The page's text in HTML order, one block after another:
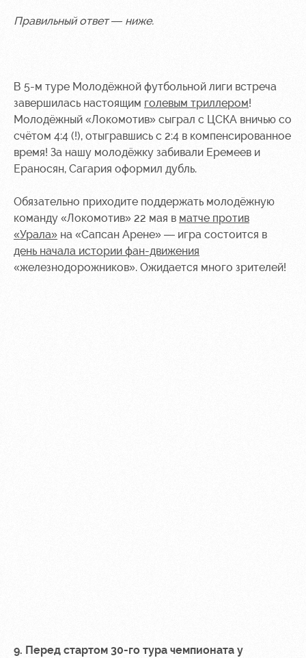
Правильный ответ — ниже.
В 5-м туре Молодёжной футбольной лиги встреча
завершилась настоящим голевым триллером!
Молодёжный «Локомотив» сыграл с ЦСКА вничью со
счётом 4:4 (!), отыгравшись с 2:4 в компенсированное
время! За нашу молодёжку забивали Еремеев и
Ераносян, Сагария оформил дубль.
Обязательно приходите поддержать молодёжную
команду «Локомотив» 22 мая в матче против
«Урала» на «Сапсан Арене» — игра состоится в
день начала истории фан-движения
«железнодорожников». Ожидается много зрителей!
9. Перед стартом 30-го тура чемпионата у